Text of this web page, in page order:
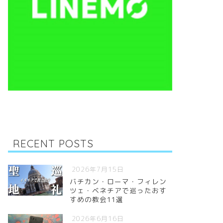
RECENT POSTS
2026年7月15日
バチカン・ローマ・フィレン
ツェ・ベネチアで巡ったおす
すめの教会11選
2026年6月16日